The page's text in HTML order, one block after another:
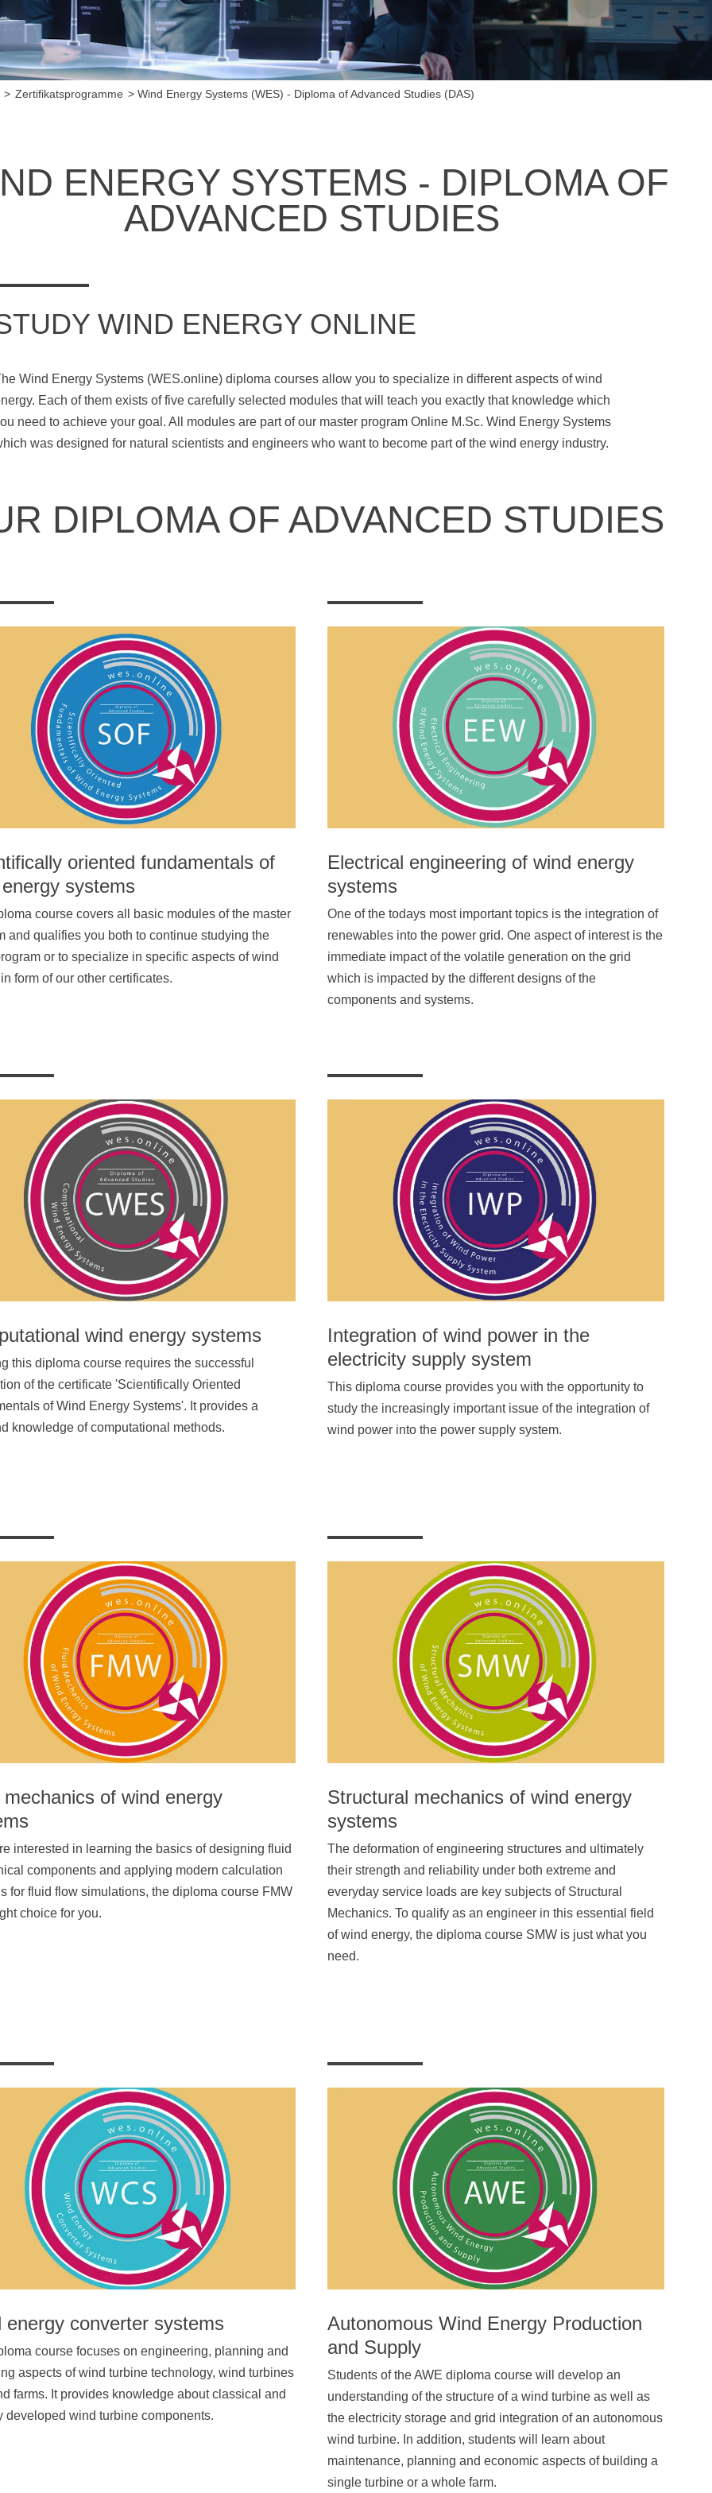
Anmelden Übersicht
Planung des ÖPNV
Übersicht
Übersicht
Betrieb, Technik und Verkehrsmanagement des ÖPNV
Logistiksystemen
Qualitätsmanagement in Entwicklung, Planung,
Produktion und Lieferkette
Informationsmanagement in Produktion und Logistik
BWL-Kompakt
Übersicht
Betriebswirtschaft des ÖPNV
Übersicht
Planspiel Produktionssteuerung und Logistik
Übersicht
Industrie 4.0
Übersicht
Kompetenzbasiertes Projektmanagement
Übersicht
und Recht im ÖPNV
ÖPNV
(WES) - Diploma of Advanced Studies (DAS)
Produktionsmanagement
Zertifikatsprogramme Wind Energy Systems (WES) - Diploma of Advanced Studies (DAS)
ENERGY SYSTEMS - DIPLOMA OF
ADVANCED STUDIES
WIND ENERGY ONLINE
Wind Energy Systems (WES.online) diploma courses allow you to specialize in different aspects of wind
Each of them exists of five carefully selected modules that will teach you exactly that knowledge which
need to achieve your goal. All modules are part of our master program Online M.Sc. Wind Energy Systems
was designed for natural scientists and engineers who want to become part of the wind energy industry.
DIPLOMA OF ADVANCED STUDIES
oriented fundamentals of
systems
course covers all basic modules of the master
and qualifies you both to continue studying the
or to specialize in specific aspects of wind
form of our other certificates.
Electrical engineering of wind energy
systems
One of the todays most important topics is the integration of
renewables into the power grid. One aspect of interest is the
immediate impact of the volatile generation on the grid
which is impacted by the different designs of the
components and systems.
wind energy systems
this diploma course requires the successful
of the certificate 'Scientifically Oriented
of Wind Energy Systems'. It provides a
knowledge of computational methods.
Integration of wind power in the
electricity supply system
This diploma course provides you with the opportunity to
study the increasingly important issue of the integration of
wind power into the power supply system.
mechanics of wind energy
interested in learning the basics of designing fluid
components and applying modern calculation
for fluid flow simulations, the diploma course FMW
choice for you.
Structural mechanics of wind energy
systems
The deformation of engineering structures and ultimately
their strength and reliability under both extreme and
everyday service loads are key subjects of Structural
Mechanics. To qualify as an engineer in this essential field
of wind energy, the diploma course SMW is just what you
need.
energy converter systems
course focuses on engineering, planning and
aspects of wind turbine technology, wind turbines
farms. It provides knowledge about classical and
developed wind turbine components.
Autonomous Wind Energy Production
and Supply
Students of the AWE diploma course will develop an
understanding of the structure of a wind turbine as well as
the electricity storage and grid integration of an autonomous
wind turbine. In addition, students will learn about
maintenance, planning and economic aspects of building a
single turbine or a whole farm.